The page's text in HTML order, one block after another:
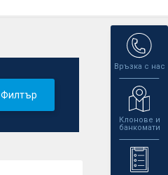
Връзка с нас
Клонове и
банкомати
Филтър